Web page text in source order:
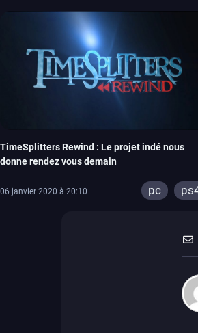
TimeSplitters Rewind : Le projet indé nous
donne rendez vous demain
06 janvier 2020 à 20:10 pc